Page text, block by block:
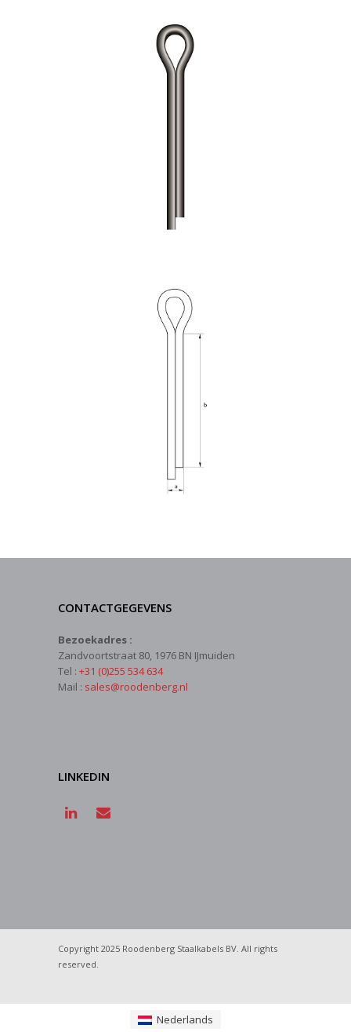
CONTACTGEGEVENS
Bezoekadres :
Zandvoortstraat 80, 1976 BN IJmuiden
Tel : +31 (0)255 534 634
Mail : sales@roodenberg.nl
LINKEDIN
Copyright 2025 Roodenberg Staalkabels BV. All rights
reserved.
Nederlands